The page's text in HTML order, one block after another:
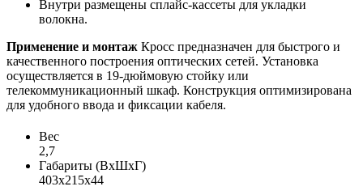
Внутри размещены сплайс-кассеты для укладки
волокна.
Применение и монтаж Кросс предназначен для быстрого и
качественного построения оптических сетей. Установка
осуществляется в 19-дюймовую стойку или
телекоммуникационный шкаф. Конструкция оптимизирована
для удобного ввода и фиксации кабеля.
Вес
2,7
Габариты (ВхШхГ)
403x215x44